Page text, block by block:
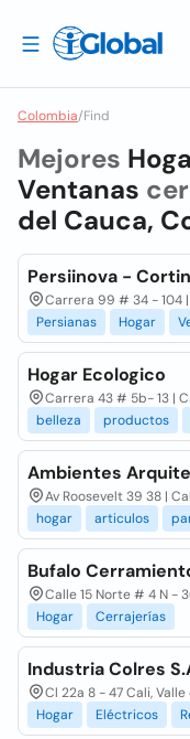
Colombia/Find
Mejores
Ventanas
del Cauca,
Persiinova -
Carrera 99 # 34 - 104 |
Persianas
Hogar
Hogar Ecologico
Carrera 43 # 5b- 13 |
belleza
productos
Ambientes
Av Roosevelt 39 38 |
hogar
articulos
Bufalo
Calle 15 Norte # 4 N -
Hogar
Cerrajerías
Industria Colres
Cl 22a 8 - 47 Cali,
Hogar
Eléctricos